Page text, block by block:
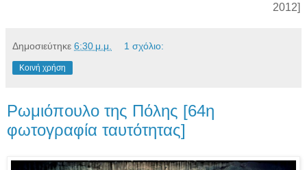
2012]
Δημοσιεύτηκε 6:30 μ.μ. 1 σχόλιο:
Κοινή χρήση
Ρωμιόπουλο της Πόλης [64η
φωτογραφία ταυτότητας]